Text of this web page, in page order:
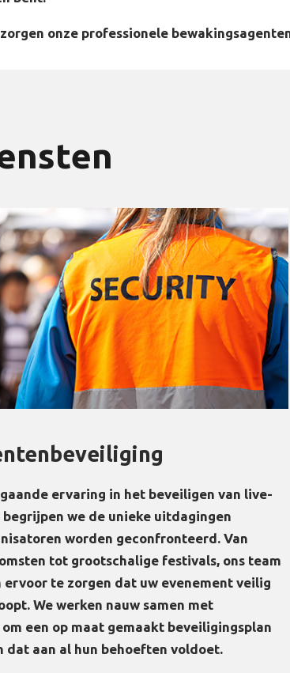
onze professionele
ervaring in het beveiligen van live-
begrijpen we de unieke uitdagingen
worden geconfronteerd. Van
tot grootschalige festivals, ons team
ervoor te zorgen dat uw evenement veilig
We werken nauw samen met
een op maat gemaakt beveiligingsplan
dat aan al hun behoeften voldoet.